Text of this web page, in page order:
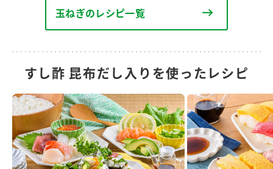
玉ねぎのレシピ一覧
すし酢 昆布だし入りを使ったレシピ